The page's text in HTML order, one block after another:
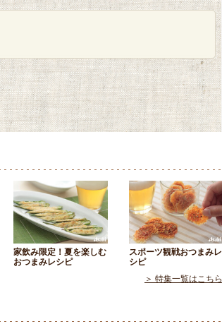
家飲み限定！夏を楽しむ
おつまみレシピ
スポーツ観戦おつまみレ
シピ
＞ 特集一覧はこちら